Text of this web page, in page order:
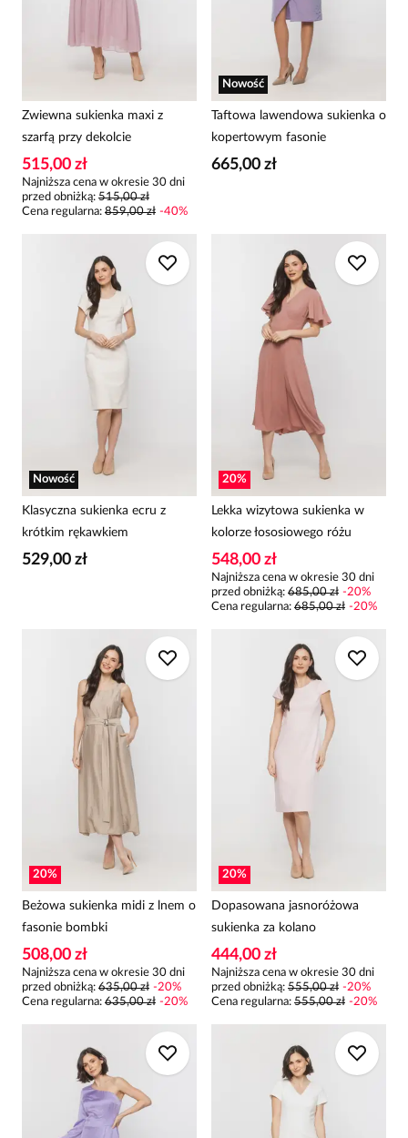
Zwiewna sukienka maxi z
szarfą przy dekolcie
515,00 zł
Najniższa cena w okresie 30 dni
przed obniżką: 515,00 zł
Cena regularna: 859,00 zł -40%
Nowość
Taftowa lawendowa sukienka o
kopertowym fasonie
665,00 zł
Nowość
Klasyczna sukienka ecru z
krótkim rękawkiem
529,00 zł
20%
Lekka wizytowa sukienka w
kolorze łososiowego różu
548,00 zł
Najniższa cena w okresie 30 dni
przed obniżką: 685,00 zł -20%
Cena regularna: 685,00 zł -20%
20%
Beżowa sukienka midi z lnem o
fasonie bombki
508,00 zł
Najniższa cena w okresie 30 dni
przed obniżką: 635,00 zł -20%
Cena regularna: 635,00 zł -20%
20%
Dopasowana jasnoróżowa
sukienka za kolano
444,00 zł
Najniższa cena w okresie 30 dni
przed obniżką: 555,00 zł -20%
Cena regularna: 555,00 zł -20%